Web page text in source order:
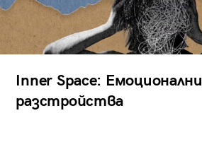
Inner Space: Емоционални
разстройства